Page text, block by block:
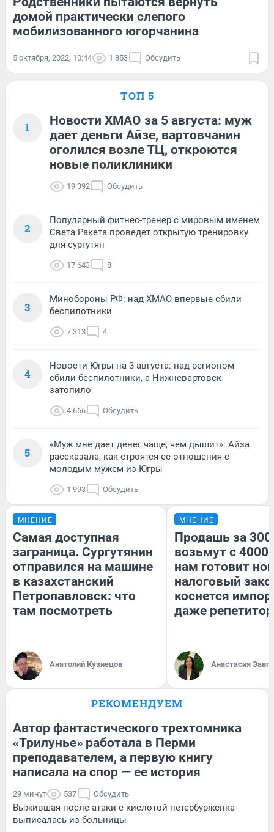
домой практически слепого
мобилизованного югорчанина
5 октября, 2022, 10:44 1 853 Обсудить
ТОП 5
1
Новости ХМАО за 5 августа: муж
дает деньги Айзе, вартовчанин
оголился возле ТЦ, откроются
новые поликлиники
19 392 Обсудить
2
Популярный фитнес-тренер с мировым именем
Света Ракета проведет открытую тренировку
для сургутян
17 643 8
3
Минобороны РФ: над ХМАО впервые сбили
беспилотники
7 313 4
4
Новости Югры на 3 августа: над регионом
сбили беспилотники, а Нижневартовск
затопило
4 666 Обсудить
5
«Муж мне дает денег чаще, чем дышит»: Айза
рассказала, как строятся ее отношения с
молодым мужем из Югры
1 993 Обсудить
МНЕНИЕ
Самая доступная
заграница. Сургутянин
отправился на машине
в казахстанский
Петропавловск: что
там посмотреть
Анатолий Кузнецов
МНЕНИЕ
Продашь за
возьмут с
нам готовит
налоговый
коснется
даже
Анастасия
РЕКОМЕНДУЕМ
Автор фантастического трехтомника
«Трилунье» работала в Перми
преподавателем, а первую книгу
написала на спор — ее история
29 минут 537 Обсудить
Выжившая после атаки с кислотой петербурженка
выписалась из больницы